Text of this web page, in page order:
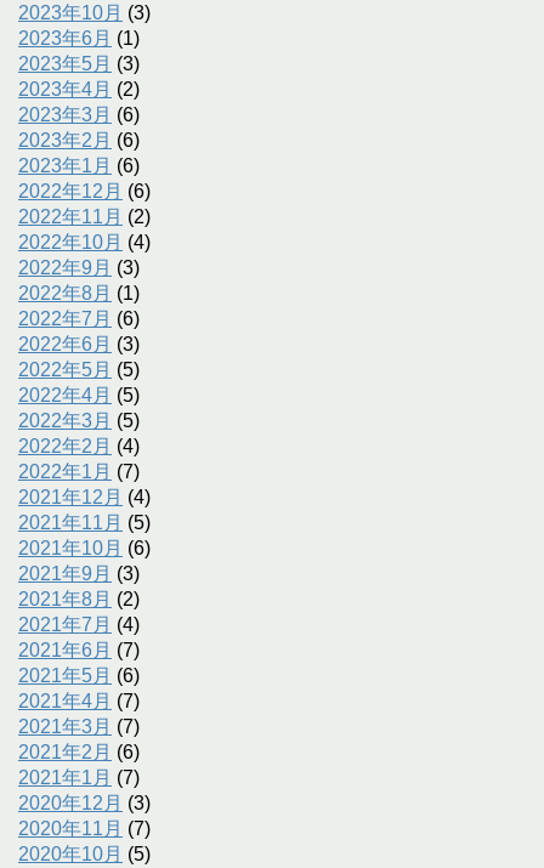
2023年10月 (3)
2023年6月 (1)
2023年5月 (3)
2023年4月 (2)
2023年3月 (6)
2023年2月 (6)
2023年1月 (6)
2022年12月 (6)
2022年11月 (2)
2022年10月 (4)
2022年9月 (3)
2022年8月 (1)
2022年7月 (6)
2022年6月 (3)
2022年5月 (5)
2022年4月 (5)
2022年3月 (5)
2022年2月 (4)
2022年1月 (7)
2021年12月 (4)
2021年11月 (5)
2021年10月 (6)
2021年9月 (3)
2021年8月 (2)
2021年7月 (4)
2021年6月 (7)
2021年5月 (6)
2021年4月 (7)
2021年3月 (7)
2021年2月 (6)
2021年1月 (7)
2020年12月 (3)
2020年11月 (7)
2020年10月 (5)